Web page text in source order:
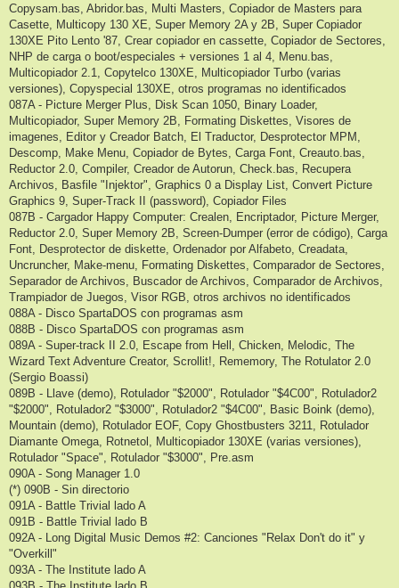
Copysam.bas, Abridor.bas, Multi Masters, Copiador de Masters para
Casette, Multicopy 130 XE, Super Memory 2A y 2B, Super Copiador
130XE Pito Lento '87, Crear copiador en cassette, Copiador de Sectores,
NHP de carga o boot/especiales + versiones 1 al 4, Menu.bas,
Multicopiador 2.1, Copytelco 130XE, Multicopiador Turbo (varias
versiones), Copyspecial 130XE, otros programas no identificados
087A - Picture Merger Plus, Disk Scan 1050, Binary Loader,
Multicopiador, Super Memory 2B, Formating Diskettes, Visores de
imagenes, Editor y Creador Batch, El Traductor, Desprotector MPM,
Descomp, Make Menu, Copiador de Bytes, Carga Font, Creauto.bas,
Reductor 2.0, Compiler, Creador de Autorun, Check.bas, Recupera
Archivos, Basfile "Injektor", Graphics 0 a Display List, Convert Picture
Graphics 9, Super-Track II (password), Copiador Files
087B - Cargador Happy Computer: Crealen, Encriptador, Picture Merger,
Reductor 2.0, Super Memory 2B, Screen-Dumper (error de código), Carga
Font, Desprotector de diskette, Ordenador por Alfabeto, Creadata,
Uncruncher, Make-menu, Formating Diskettes, Comparador de Sectores,
Separador de Archivos, Buscador de Archivos, Comparador de Archivos,
Trampiador de Juegos, Visor RGB, otros archivos no identificados
088A - Disco SpartaDOS con programas asm
088B - Disco SpartaDOS con programas asm
089A - Super-track II 2.0, Escape from Hell, Chicken, Melodic, The
Wizard Text Adventure Creator, Scrollit!, Rememory, The Rotulator 2.0
(Sergio Boassi)
089B - Llave (demo), Rotulador "$2000", Rotulador "$4C00", Rotulador2
"$2000", Rotulador2 "$3000", Rotulador2 "$4C00", Basic Boink (demo),
Mountain (demo), Rotulador EOF, Copy Ghostbusters 3211, Rotulador
Diamante Omega, Rotnetol, Multicopiador 130XE (varias versiones),
Rotulador "Space", Rotulador "$3000", Pre.asm
090A - Song Manager 1.0
(*) 090B - Sin directorio
091A - Battle Trivial lado A
091B - Battle Trivial lado B
092A - Long Digital Music Demos #2: Canciones "Relax Don't do it" y
"Overkill"
093A - The Institute lado A